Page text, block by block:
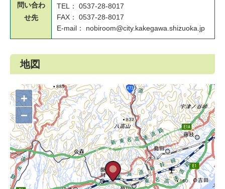
問い合わ
せ先
TEL： 0537-28-8017
FAX： 0537-28-8017
E-mail： nobiroom@city.kakegawa.shizuoka.jp
地図
+
−